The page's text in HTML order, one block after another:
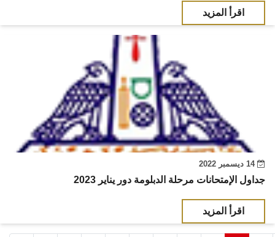
اقرأ المزيد
14 ديسمبر 2022
جداول الإمتحانات مرحلة الدبلومة دور يناير 2023
اقرأ المزيد